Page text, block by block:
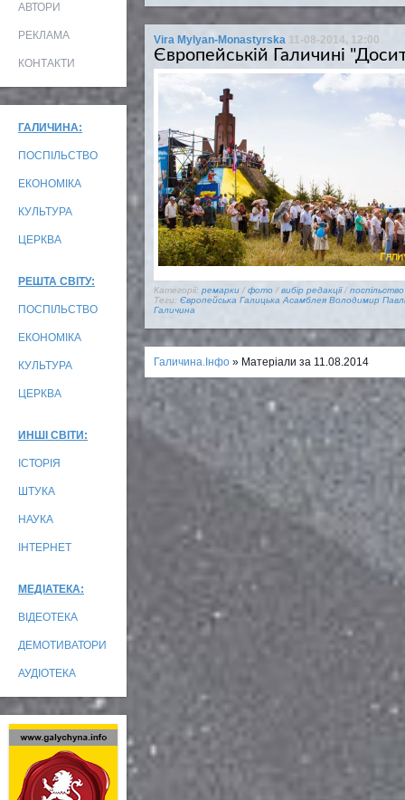
АВТОРИ
РЕКЛАМА
КОНТАКТИ
ГАЛИЧИНА:
ПОСПІЛЬСТВО
ЕКОНОМІКА
КУЛЬТУРА
ЦЕРКВА
РЕШТА СВІТУ:
ПОСПІЛЬСТВО
ЕКОНОМІКА
КУЛЬТУРА
ЦЕРКВА
ИНШІ СВІТИ:
ІСТОРІЯ
ШТУКА
НАУКА
ІНТЕРНЕТ
МЕДІАТЕКА:
ВІДЕОТЕКА
ДЕМОТИВАТОРИ
АУДІОТЕКА
Vira Mylyan-Monastyrska 11-08-2014, 12:00
Європейській Галичині
Категорії: ремарки /фото /вибір редакції/поспільство
Теги: Європейська Галицька Асамблея Володимир
Галичина
Галичина.Інфо » Матеріали за 11.08.2014